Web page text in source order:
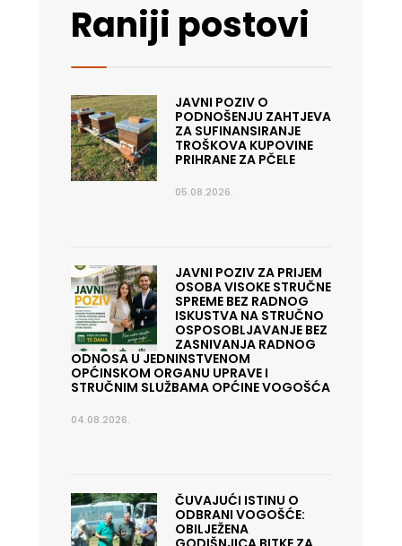
Raniji postovi
JAVNI POZIV O
PODNOŠENJU ZAHTJEVA
ZA SUFINANSIRANJE
TROŠKOVA KUPOVINE
PRIHRANE ZA PČELE
05.08.2026.
JAVNI POZIV ZA PRIJEM
OSOBA VISOKE STRUČNE
SPREME BEZ RADNOG
ISKUSTVA NA STRUČNO
OSPOSOBLJAVANJE BEZ
ZASNIVANJA RADNOG
ODNOSA U JEDNINSTVENOM
OPĆINSKOM ORGANU UPRAVE I
STRUČNIM SLUŽBAMA OPĆINE VOGOŠĆA
04.08.2026.
ČUVAJUĆI ISTINU O
ODBRANI VOGOŠĆE:
OBILJEŽENA